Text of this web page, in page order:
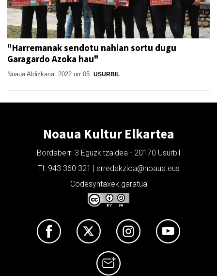
"Harremanak sendotu nahian sortu dugu
Garagardo Azoka hau"
Noaua Aldizkaria 2022 urr 05 USURBIL
Noaua Kultur Elkartea
Bordaberri 3 Eguzkitzaldea - 20170 Usurbil
Tf: 943 360 321 | erredakzioa@noaua.eus
Codesyntaxek garatua